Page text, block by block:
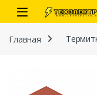
Перейти к навигации
перейти к содержанию
Open
Главная